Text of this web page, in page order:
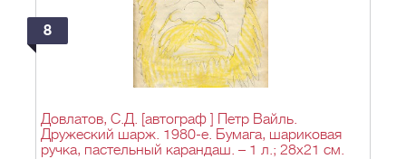
8
Довлатов, С.Д. [автограф ] Петр Вайль.
Дружеский шарж. 1980-е. Бумага, шариковая
ручка, пастельный карандаш. – 1 л.; 28x21 см.